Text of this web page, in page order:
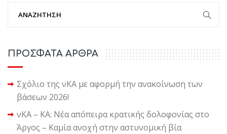
ΠΡΟΣΦΑΤΑ ΑΡΘΡΑ
Σχόλιο της νΚΑ με αφορμή την ανακοίνωση των
βάσεων 2026!
νΚΑ – ΚΑ: Νέα απόπειρα κρατικής δολοφονίας στο
Άργος – Καμία ανοχή στην αστυνομική βία